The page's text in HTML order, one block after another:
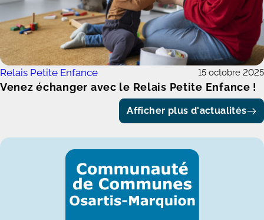
Venez échanger avec le Relais Petite Enfance !
Relais Petite Enfance 15 octobre 2025
Afficher plus d'actualités